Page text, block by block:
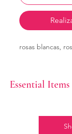
rosas blancas,
Essential Items